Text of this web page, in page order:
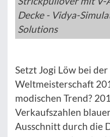
Decke - Vidya-
Solutions
Setzt Jogi Löw bei
Weltmeisterschaft
modischen Trend?
Verkaufszahlen
Ausschnitt durch die